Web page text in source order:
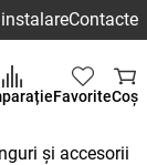
Contacte
FavoriteCoș
și accesorii